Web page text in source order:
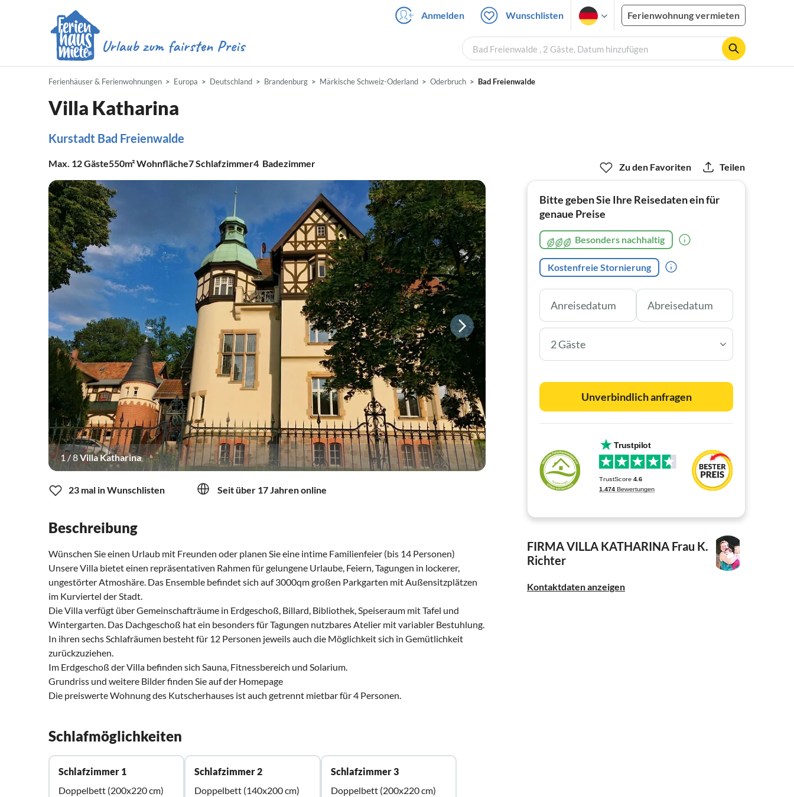
Anmelden Wunschlisten Ferienwohnung vermieten
Bad Freienwalde , 2 Gäste, Datum hinzufügen
Ferienhäuser & Ferienwohnungen Europa Deutschland Brandenburg Märkische Schweiz-Oderland Oderbruch Bad Freienwalde
Villa Katharina
Kurstadt Bad Freienwalde
Max. 12Gäste550m²Wohnfläche7Schlafzimmer4 Badezimmer
1/8Villa Katharina
23 mal in Wunschlisten Seit über 17 Jahren online
Beschreibung
Wünschen Sie einen Urlaub mit Freunden oder planen Sie eine intime Familienfeier (bis 14 Personen)
Unsere Villa bietet einen repräsentativen Rahmen für gelungene Urlaube, Feiern, Tagungen in lockerer,
ungestörter Atmoshäre. Das Ensemble befindet sich auf 3000qm großen Parkgarten mit Außensitzplätzen
im Kurviertel der Stadt.
Die Villa verfügt über Gemeinschafträume in Erdgeschoß, Billard, Bibliothek, Speiseraum mit Tafel und
Wintergarten. Das Dachgeschoß hat ein besonders für Tagungen nutzbares Atelier mit variabler Bestuhlung.
In ihren sechs Schlafräumen besteht für 12 Personen jeweils auch die Möglichkeit sich in Gemütlichkeit
zurückzuziehen.
Im Erdgeschoß der Villa befinden sich Sauna, Fitnessbereich und Solarium.
Grundriss und weitere Bilder finden Sie auf der Homepage
Die preiswerte Wohnung des Kutscherhauses ist auch getrennt mietbar für 4 Personen.
Schlafmöglichkeiten
Schlafzimmer 1
Doppelbett (200x220 cm)
Schlafzimmer 2
Doppelbett (140x200 cm)
Schlafzimmer 3
Doppelbett (200x220 cm)
Zu den Favoriten Teilen
Bitte geben Sie Ihre Reisedaten ein für
genaue Preise
Besonders nachhaltig
Kostenfreie Stornierung
2 Gäste
Unverbindlich anfragen
FIRMA VILLA KATHARINA Frau K.
Richter
Kontaktdaten anzeigen